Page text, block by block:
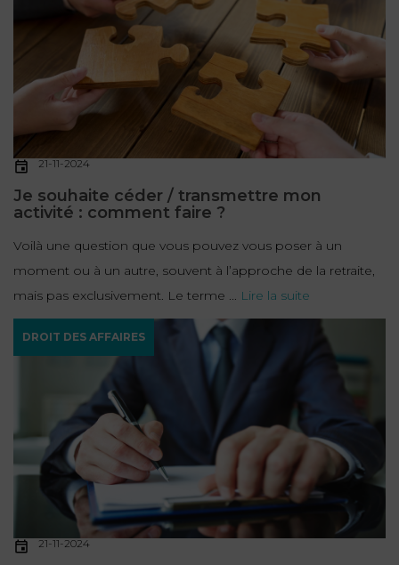
21-11-2024
Je souhaite céder / transmettre mon
activité : comment faire ?
Voilà une question que vous pouvez vous poser à un
moment ou à un autre, souvent à l’approche de la retraite,
mais pas exclusivement. Le terme ... Lire la suite
DROIT DES AFFAIRES
21-11-2024